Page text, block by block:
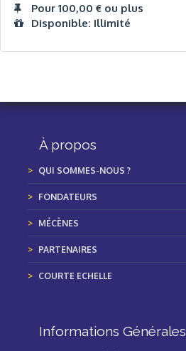
Pour 100,00 € ou plus
Disponible: Illimité
À propos
QUI SOMMES-NOUS ?
FONDATEURS
MÉCÈNES
PARTENAIRES
COURTE ECHELLE
Informations Générales